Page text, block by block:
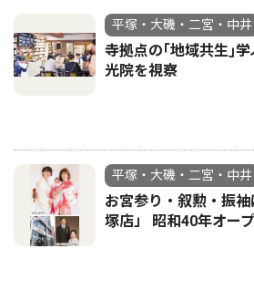
平塚・大磯・二宮・中井
寺拠点の｢地域共生｣
光院を視察
平塚・大磯・二宮・中井
お宮参り・叙勲・振
塚店」 昭和40年オー